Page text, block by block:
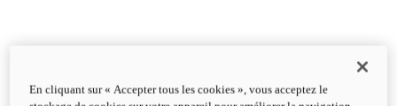
En cliquant sur « Accepter tous les cookies », vous acceptez le